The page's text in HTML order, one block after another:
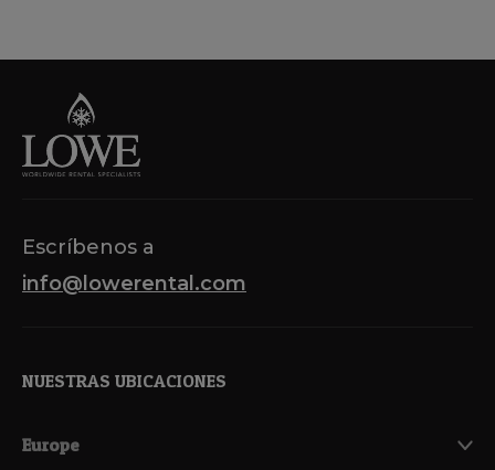
Escríbenos a
info@lowerental.com
NUESTRAS UBICACIONES
Europe